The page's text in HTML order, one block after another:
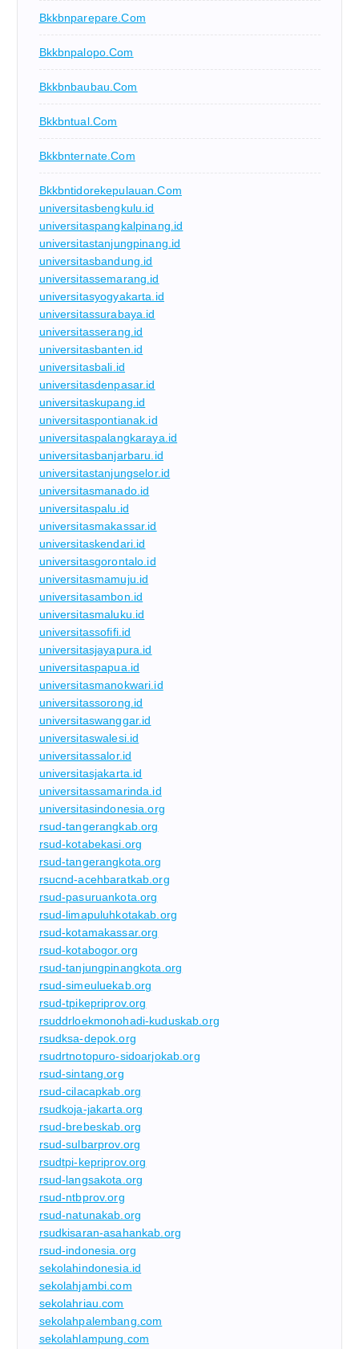
Bkkbnparepare.com
Bkkbnpalopo.com
Bkkbnbaubau.com
Bkkbntual.com
Bkkbnternate.com
Bkkbntidorekepulauan.com
universitasbengkulu.id
universitaspangkalpinang.id
universitastanjungpinang.id
universitasbandung.id
universitassemarang.id
universitasyogyakarta.id
universitassurabaya.id
universitasserang.id
universitasbanten.id
universitasbali.id
universitasdenpasar.id
universitaskupang.id
universitaspontianak.id
universitaspalangkaraya.id
universitasbanjarbaru.id
universitastanjungselor.id
universitasmanado.id
universitaspalu.id
universitasmakassar.id
universitaskendari.id
universitasgorontalo.id
universitasmamuju.id
universitasambon.id
universitasmaluku.id
universitassofifi.id
universitasjayapura.id
universitaspapua.id
universitasmanokwari.id
universitassorong.id
universitaswanggar.id
universitaswalesi.id
universitassalor.id
universitasjakarta.id
universitassamarinda.id
universitasindonesia.org
rsud-tangerangkab.org
rsud-kotabekasi.org
rsud-tangerangkota.org
rsucnd-acehbaratkab.org
rsud-pasuruankota.org
rsud-limapuluhkotakab.org
rsud-kotamakassar.org
rsud-kotabogor.org
rsud-tanjungpinangkota.org
rsud-simeuluekab.org
rsud-tpikepriprov.org
rsuddrloekmonohadi-kuduskab.org
rsudksa-depok.org
rsudrtnotopuro-sidoarjokab.org
rsud-sintang.org
rsud-cilacapkab.org
rsudkoja-jakarta.org
rsud-brebeskab.org
rsud-sulbarprov.org
rsudtpi-kepriprov.org
rsud-langsakota.org
rsud-ntbprov.org
rsud-natunakab.org
rsudkisaran-asahankab.org
rsud-indonesia.org
sekolahindonesia.id
sekolahjambi.com
sekolahriau.com
sekolahpalembang.com
sekolahlampung.com